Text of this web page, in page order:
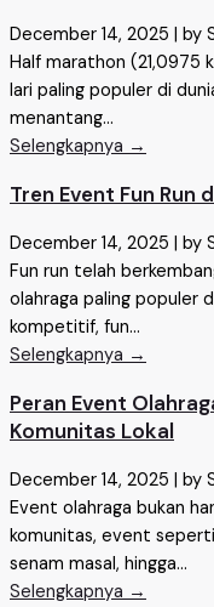
December 14, 2025 | by
Half marathon (21,0975
lari paling populer di
menantang...
Selengkapnya →
Tren Event Fun Run
December 14, 2025 | by
Fun run telah
olahraga paling populer
kompetitif, fun...
Selengkapnya →
Peran Event
Komunitas Lokal
December 14, 2025 | by
Event olahraga bukan
komunitas, event
senam masal, hingga...
Selengkapnya →